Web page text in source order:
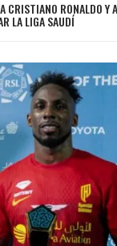
CRISTIANO RONALDO Y
LA LIGA SAUDÍ